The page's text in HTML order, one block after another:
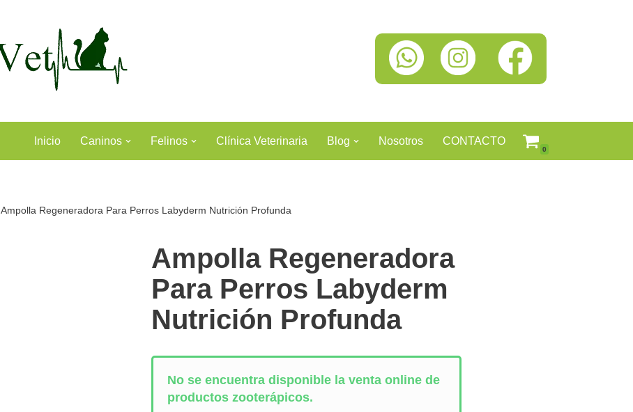
Inicio Caninos Felinos Clínica Veterinaria Blog Nosotros CONTACTO
0
Ampolla Regeneradora Para Perros Labyderm Nutrición Profunda
Ampolla Regeneradora
Para Perros Labyderm
Nutrición Profunda
No se encuentra disponible la venta online de
productos zooterápicos.